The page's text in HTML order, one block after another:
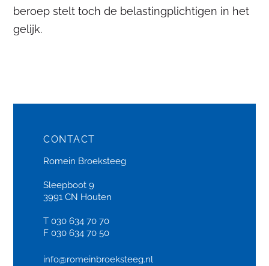
beroep stelt toch de belastingplichtigen in het
gelijk.
CONTACT
Romein Broeksteeg
Sleepboot 9
3991 CN Houten
T 030 634 70 70
F 030 634 70 50
info@romeinbroeksteeg.nl